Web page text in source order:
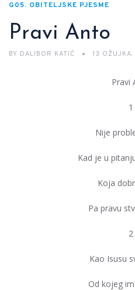
G05. OBITELJSKE PJESME
Pravi Anto
BY DALIBOR KATIĆ 13
Pravi
1
Nije
Kad je u
Koja
Pa pravu
2
Kao Isusu
Od kojeg